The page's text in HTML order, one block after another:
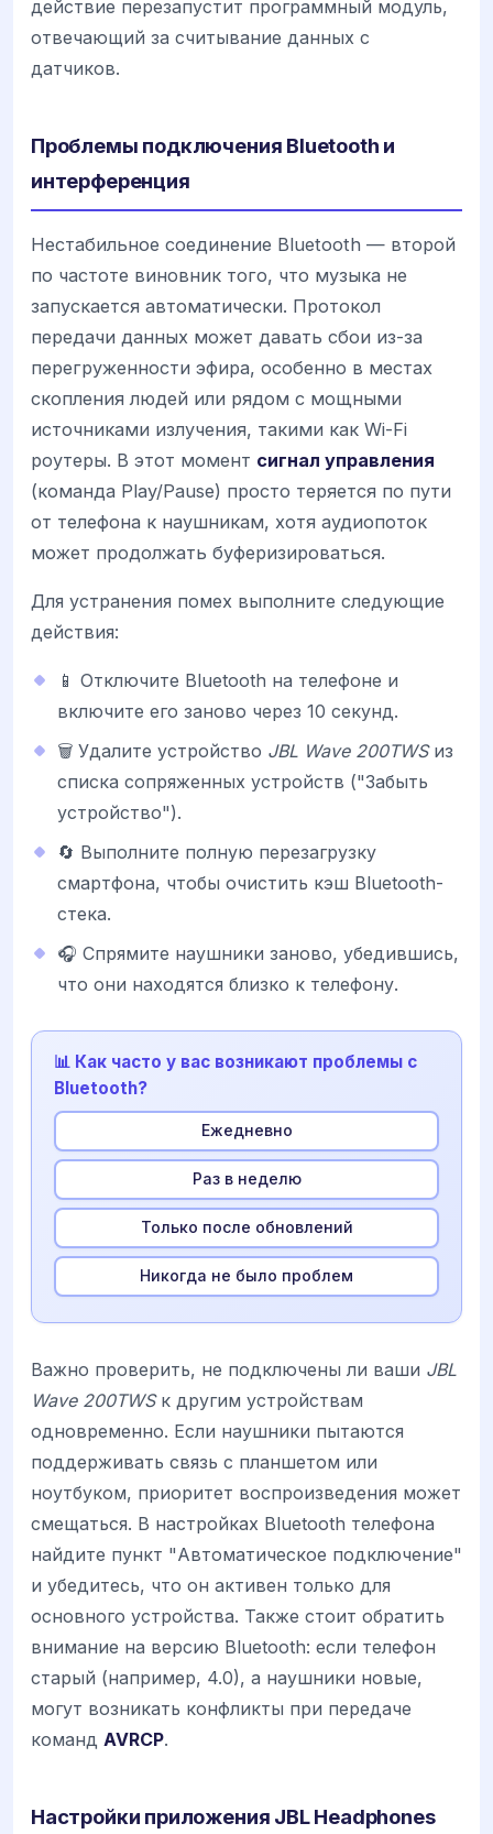
действие перезапустит программный модуль,
отвечающий за считывание данных с
датчиков.
Проблемы подключения Bluetooth и
интерференция
Нестабильное соединение Bluetooth — второй
по частоте виновник того, что музыка не
запускается автоматически. Протокол
передачи данных может давать сбои из-за
перегруженности эфира, особенно в местах
скопления людей или рядом с мощными
источниками излучения, такими как Wi-Fi
роутеры. В этот момент сигнал управления
(команда Play/Pause) просто теряется по пути
от телефона к наушникам, хотя аудиопоток
может продолжать буферизироваться.
Для устранения помех выполните следующие
действия:
📱 Отключите Bluetooth на телефоне и
включите его заново через 10 секунд.
🗑️ Удалите устройство JBL Wave 200TWSиз
списка сопряженных устройств ("Забыть
устройство").
🔄 Выполните полную перезагрузку
смартфона, чтобы очистить кэш Bluetooth-
стека.
🎧 Спрямите наушники заново, убедившись,
что они находятся близко к телефону.
📊 Как часто у вас возникают проблемы с
Bluetooth?
Ежедневно
Раз в неделю
Только после обновлений
Никогда не было проблем
Важно проверить, не подключены ли ваши JBL
Wave 200TWSк другим устройствам
одновременно. Если наушники пытаются
поддерживать связь с планшетом или
ноутбуком, приоритет воспроизведения может
смещаться. В настройках Bluetooth телефона
найдите пункт "Автоматическое подключение"
и убедитесь, что он активен только для
основного устройства. Также стоит обратить
внимание на версию Bluetooth: если телефон
старый (например, 4.0), а наушники новые,
могут возникать конфликты при передаче
команд AVRCP.
Настройки приложения JBL Headphones